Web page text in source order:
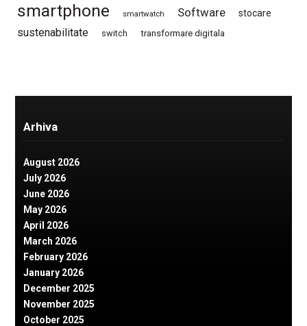
smartphone smartwatch Software stocare
sustenabilitate switch transformare digitala
Arhiva
August 2026
July 2026
June 2026
May 2026
April 2026
March 2026
February 2026
January 2026
December 2025
November 2025
October 2025